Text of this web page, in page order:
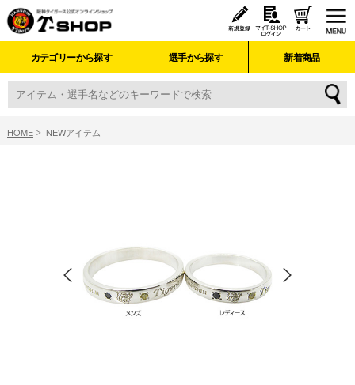
カテゴリーから探す 選手から探す 新着商品
HOME NEWアイテム